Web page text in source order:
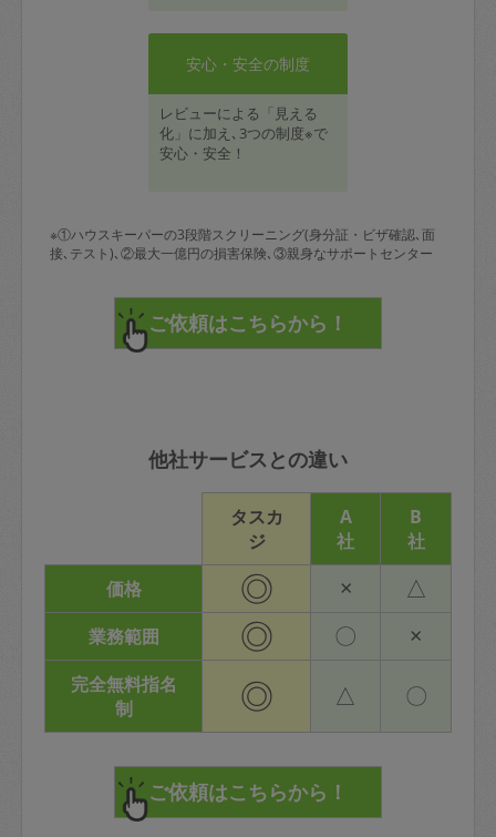
安心・安全の制度
レビューによる「見える
化」に加え､3つの制度※で
安心・安全！
※①ハウスキーパーの3段階スクリーニング(身分証・ビザ確認､面
接､テスト)､②最大一億円の損害保険､③親身なサポートセンター
他社サービスとの違い
タスカ
ジ
A
社
B
社
価格
◎ × △
業務範囲 ◎ 〇 ×
完全無料指名
制
◎ △ 〇